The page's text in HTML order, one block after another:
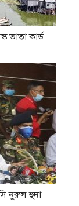
ভাতা কার্ড
নুরুল হুদা